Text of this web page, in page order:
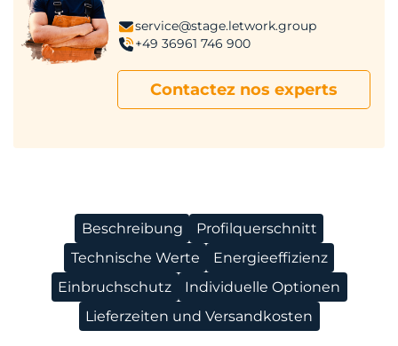
service@stage.letwork.group
+49 36961 746 900
Contactez nos experts
Beschreibung
Profilquerschnitt
Technische Werte
Energieeffizienz
Einbruchschutz
Individuelle Optionen
Lieferzeiten und Versandkosten